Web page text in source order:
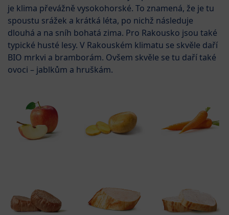
je klima převážně vysokohorské. To znamená, že je tu
spoustu srážek a krátká léta, po nichž následuje
dlouhá a na sníh bohatá zima. Pro Rakousko jsou také
typické husté lesy. V Rakouském klimatu se skvěle daří
BIO mrkvi a bramborám. Ovšem skvěle se tu daří také
ovoci – jablkům a hruškám.